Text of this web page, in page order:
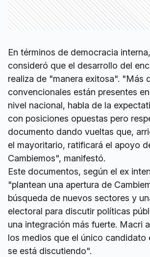
En términos de democracia
consideró que el desarrollo del
realiza de "manera exitosa". "Más
convencionales están presentes
nivel nacional, habla de la
con posiciones opuestas pero
documento dando vueltas que,
el mayoritario, ratificará el apoyo
Cambiemos", manifestó.
Este documentos, según el ex
"plantean una apertura de
búsqueda de nuevos sectores y
electoral para discutir políticas
una integración más fuerte. Macri
los medios que el único candidato
se está discutiendo".